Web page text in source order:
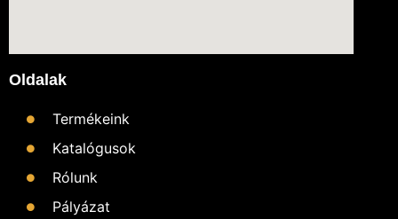
Oldalak
Termékeink
Katalógusok
Rólunk
Pályázat